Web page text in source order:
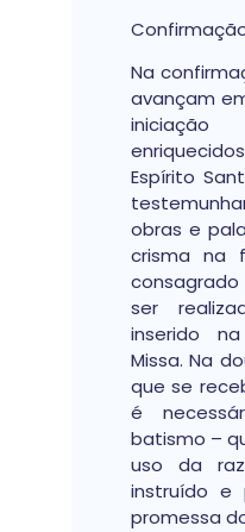
Na
avançam
Espírito
obras e
crisma na
ser
inserido
Missa. Na
que se
é
batismo –
uso da
instruído e
promessa